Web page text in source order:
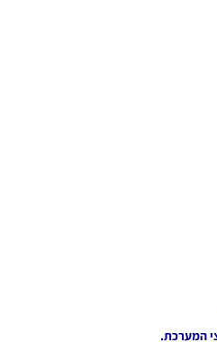
המערכת.